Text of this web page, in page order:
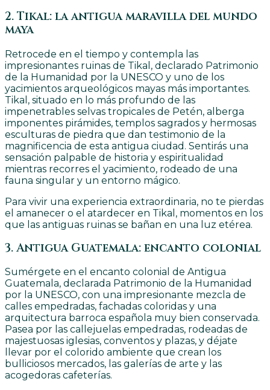
2. Tikal: la antigua maravilla del mundo
maya
Retrocede en el tiempo y contempla las
impresionantes ruinas de Tikal, declarado Patrimonio
de la Humanidad por la UNESCO y uno de los
yacimientos arqueológicos mayas más importantes.
Tikal, situado en lo más profundo de las
impenetrables selvas tropicales de Petén, alberga
imponentes pirámides, templos sagrados y hermosas
esculturas de piedra que dan testimonio de la
magnificencia de esta antigua ciudad. Sentirás una
sensación palpable de historia y espiritualidad
mientras recorres el yacimiento, rodeado de una
fauna singular y un entorno mágico.
Para vivir una experiencia extraordinaria, no te pierdas
el amanecer o el atardecer en Tikal, momentos en los
que las antiguas ruinas se bañan en una luz etérea.
3. Antigua Guatemala: encanto colonial
Sumérgete en el encanto colonial de Antigua
Guatemala, declarada Patrimonio de la Humanidad
por la UNESCO, con una impresionante mezcla de
calles empedradas, fachadas coloridas y una
arquitectura barroca española muy bien conservada.
Pasea por las callejuelas empedradas, rodeadas de
majestuosas iglesias, conventos y plazas, y déjate
llevar por el colorido ambiente que crean los
bulliciosos mercados, las galerías de arte y las
acogedoras cafeterías.